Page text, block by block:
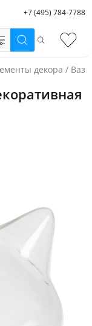
+7 (495) 784-7788
Поиск
декора / Вазы